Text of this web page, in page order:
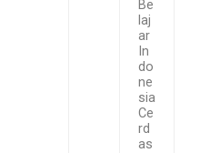
Be
laj
ar
In
do
ne
sia
Ce
rd
as